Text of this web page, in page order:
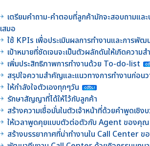
เตรียมคำถาม-คำตอบที่ลูกค้ามักจะสอบถามแล
เสมอ
ใช้ KPIs เพื่อประเมินผลการทำงานและการพัฒ
เป้าหมายที่ชัดเจนจะเป็นตัวผลักดันให้เกิดความส
เพิ่มประสิทธิภาพการทำงานด้วย To-do-list
สรุปใจความสำคัญและแนวทางการทำงานก่อน
ให้กำลังใจตัวเองทุกๆวัน
รักษาสัญญาที่ได้ให้ไว้กับลูกค้า
สร้างความเชื่อมั่นในตัวเจ้าหน้าที่ด้วยคำพูดเชิง
ให้เวลาพูดคุยแบบตัวต่อตัวกับ Agent ของคุณ
สร้างบรรยากาศที่น่าทำงานใน Call Center